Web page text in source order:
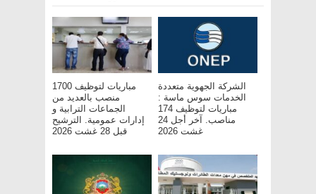
مباريات لتوظيف 1700
منصب بالعديد من
الجماعات الترابية و
إدارات عمومية. الترشيح
قبل 28 غشت 2026
الشركة الجهوية متعددة
الخدمات سوس ماسة :
مباريات لتوظيف 174
مناصب. آخر أجل 24
غشت 2026